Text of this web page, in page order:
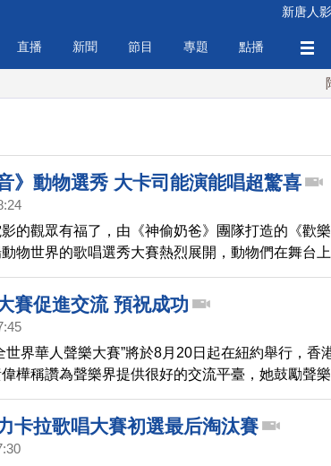
新唐人
直播 新聞 節目 專題 點播
降
》動物選秀 大卡司能演能唱超驚喜
的觀眾有福了，由《神偷奶爸》團隊打造的《歡樂
物世界的歌唱選秀大賽熱烈展開，動物們在舞台上
趣。而背後的配音個個是大卡司，能演能唱，歌喉
。賽促進交流 預祝成功
世界華人聲樂大賽”將於8月20日起在紐約舉行，香
樺稱讚為聲樂界提供很好的交流平臺，她鼓勵聲樂
並預祝大賽成功。
卡拉歌唱大賽初選最后淘汰賽